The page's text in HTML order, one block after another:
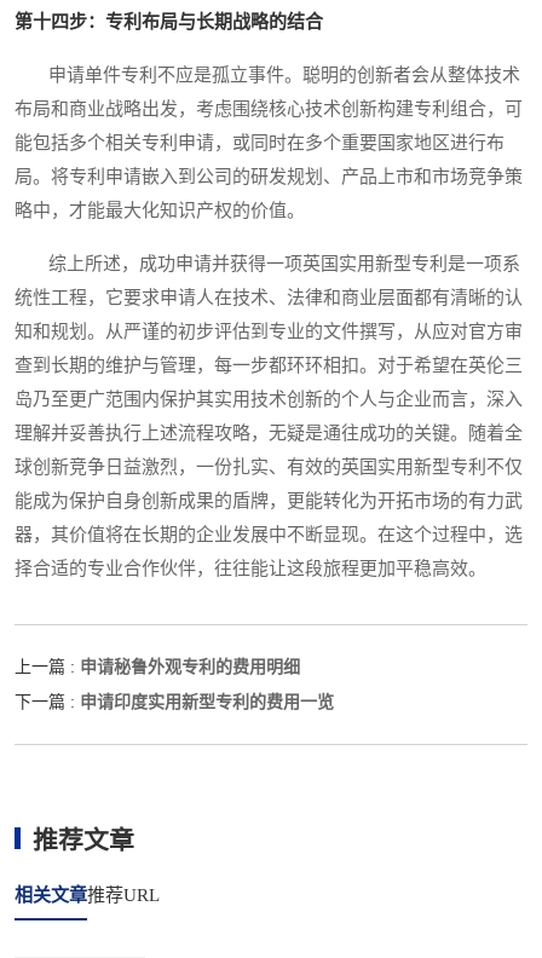
第十四步：专利布局与长期战略的结合
申请单件专利不应是孤立事件。聪明的创新者会从整体技术
布局和商业战略出发，考虑围绕核心技术创新构建专利组合，可
能包括多个相关专利申请，或同时在多个重要国家地区进行布
局。将专利申请嵌入到公司的研发规划、产品上市和市场竞争策
略中，才能最大化知识产权的价值。
综上所述，成功申请并获得一项英国实用新型专利是一项系
统性工程，它要求申请人在技术、法律和商业层面都有清晰的认
知和规划。从严谨的初步评估到专业的文件撰写，从应对官方审
查到长期的维护与管理，每一步都环环相扣。对于希望在英伦三
岛乃至更广范围内保护其实用技术创新的个人与企业而言，深入
理解并妥善执行上述流程攻略，无疑是通往成功的关键。随着全
球创新竞争日益激烈，一份扎实、有效的英国实用新型专利不仅
能成为保护自身创新成果的盾牌，更能转化为开拓市场的有力武
器，其价值将在长期的企业发展中不断显现。在这个过程中，选
择合适的专业合作伙伴，往往能让这段旅程更加平稳高效。
上一篇 : 申请秘鲁外观专利的费用明细
下一篇 : 申请印度实用新型专利的费用一览
推荐文章
相关文章推荐URL